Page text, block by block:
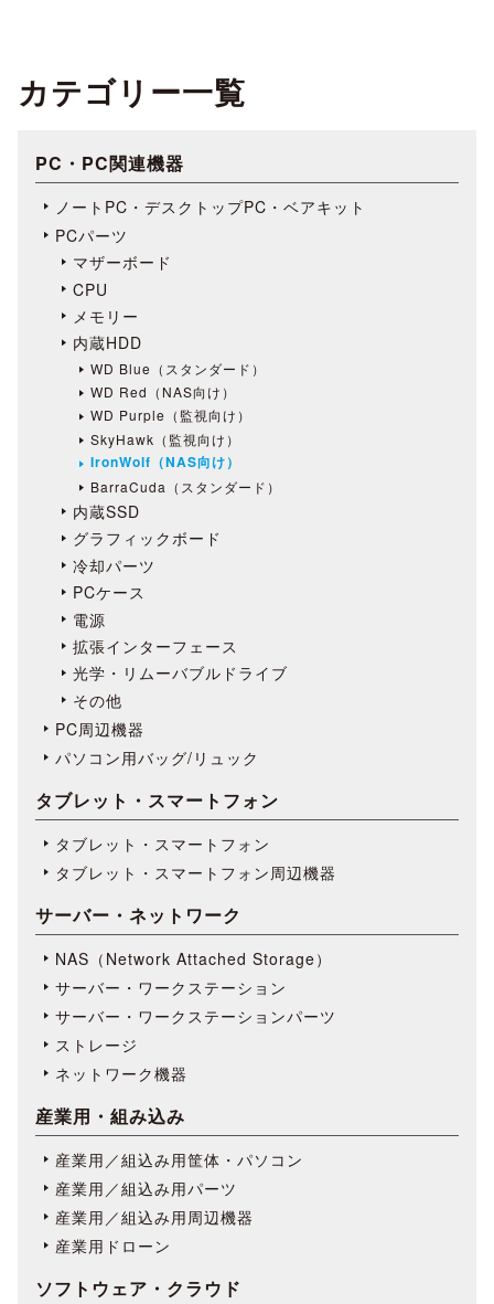
カテゴリー一覧
PC・PC関連機器
ノートPC・デスクトップPC・ベアキット
PCパーツ
マザーボード
CPU
メモリー
内蔵HDD
WD Blue（スタンダード）
WD Red（NAS向け）
WD Purple（監視向け）
SkyHawk（監視向け）
IronWolf（NAS向け）
BarraCuda（スタンダード）
内蔵SSD
グラフィックボード
冷却パーツ
PCケース
電源
拡張インターフェース
光学・リムーバブルドライブ
その他
PC周辺機器
パソコン用バッグ/リュック
タブレット・スマートフォン
タブレット・スマートフォン
タブレット・スマートフォン周辺機器
サーバー・ネットワーク
NAS（Network Attached Storage）
サーバー・ワークステーション
サーバー・ワークステーションパーツ
ストレージ
ネットワーク機器
産業用・組み込み
産業用／組込み用筐体・パソコン
産業用／組込み用パーツ
産業用／組込み用周辺機器
産業用ドローン
ソフトウェア・クラウド